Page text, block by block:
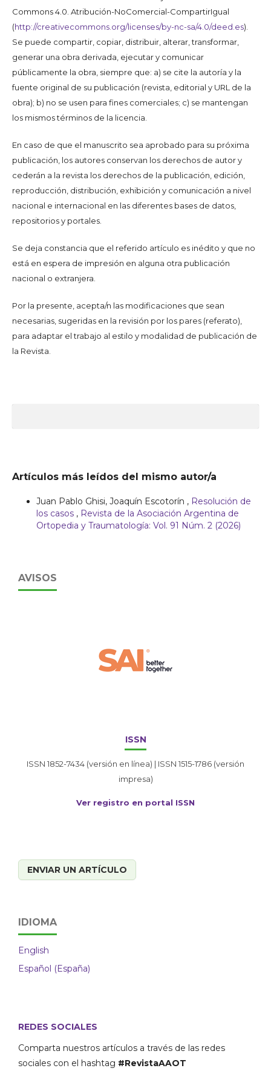
Commons 4.0. Atribución-NoComercial-CompartirIgual
(http://creativecommons.org/licenses/by-nc-sa/4.0/deed.es).
Se puede compartir, copiar, distribuir, alterar, transformar,
generar una obra derivada, ejecutar y comunicar
públicamente la obra, siempre que: a) se cite la autoría y la
fuente original de su publicación (revista, editorial y URL de la
obra); b) no se usen para fines comerciales; c) se mantengan
los mismos términos de la licencia.
En caso de que el manuscrito sea aprobado para su próxima
publicación, los autores conservan los derechos de autor y
cederán a la revista los derechos de la publicación, edición,
reproducción, distribución, exhibición y comunicación a nivel
nacional e internacional en las diferentes bases de datos,
repositorios y portales.
Se deja constancia que el referido artículo es inédito y que no
está en espera de impresión en alguna otra publicación
nacional o extranjera.
Por la presente, acepta/n las modificaciones que sean
necesarias, sugeridas en la revisión por los pares (referato),
para adaptar el trabajo al estilo y modalidad de publicación de
la Revista.
Artículos más leídos del mismo autor/a
Juan Pablo Ghisi, Joaquín Escotorín , Resolución de
los casos , Revista de la Asociación Argentina de
Ortopedia y Traumatología: Vol. 91 Núm. 2 (2026)
AVISOS
ISSN
ISSN 1852-7434 (versión en línea) | ISSN 1515-1786 (versión
impresa)
Ver registro en portal ISSN
ENVIAR UN ARTÍCULO
IDIOMA
English
Español (España)
REDES SOCIALES
Comparta nuestros artículos a través de las redes
sociales con el hashtag #RevistaAAOT